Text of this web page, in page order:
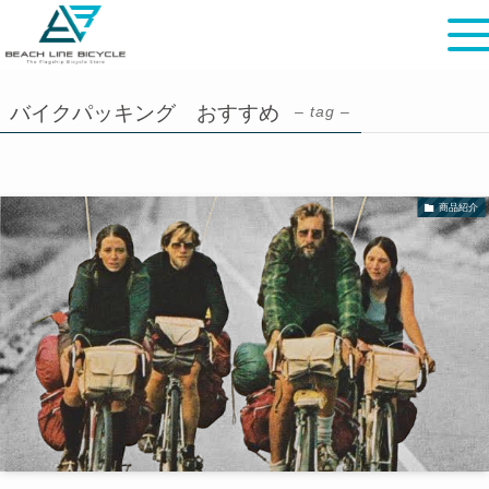
バイクパッキング おすすめ – tag –
商品紹介